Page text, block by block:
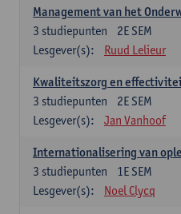
Management van het
2E SEM
3 studiepunten
Lesgever(s):
Ruud Lelieur
Kwaliteitszorg en
2E SEM
3 studiepunten
Lesgever(s):
Jan Vanhoof
Internationalisering van
1E SEM
3 studiepunten
Lesgever(s):
Noel Clycq